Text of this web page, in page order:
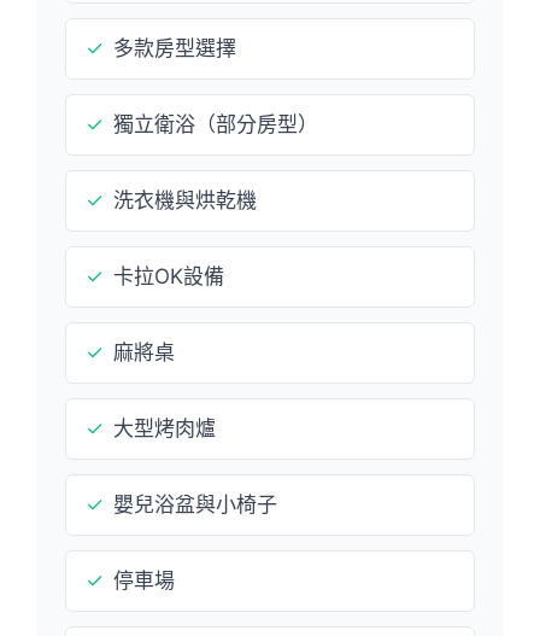
✓ 多款房型選擇
✓ 獨立衛浴（部分房型）
✓ 洗衣機與烘乾機
✓ 卡拉OK設備
✓ 麻將桌
✓ 大型烤肉爐
✓ 嬰兒浴盆與小椅子
✓ 停車場